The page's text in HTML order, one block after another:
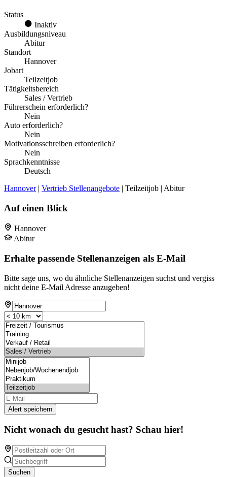
Status
Inaktiv
Ausbildungsniveau
Abitur
Standort
Hannover
Jobart
Teilzeitjob
Tätigkeitsbereich
Sales / Vertrieb
Führerschein erforderlich?
Nein
Auto erforderlich?
Nein
Motivationsschreiben erforderlich?
Nein
Sprachkenntnisse
Deutsch
Hannover| Vertrieb Stellenangebote | Teilzeitjob | Abitur
Auf einen Blick
Hannover
Abitur
Erhalte passende Stellenanzeigen als E-Mail
Bitte sage uns, wo du ähnliche Stellenanzeigen suchst und vergiss
nicht deine E-Mail Adresse anzugeben!
Alert speichern
Nicht wonach du gesucht hast? Schau hier!
Suchen